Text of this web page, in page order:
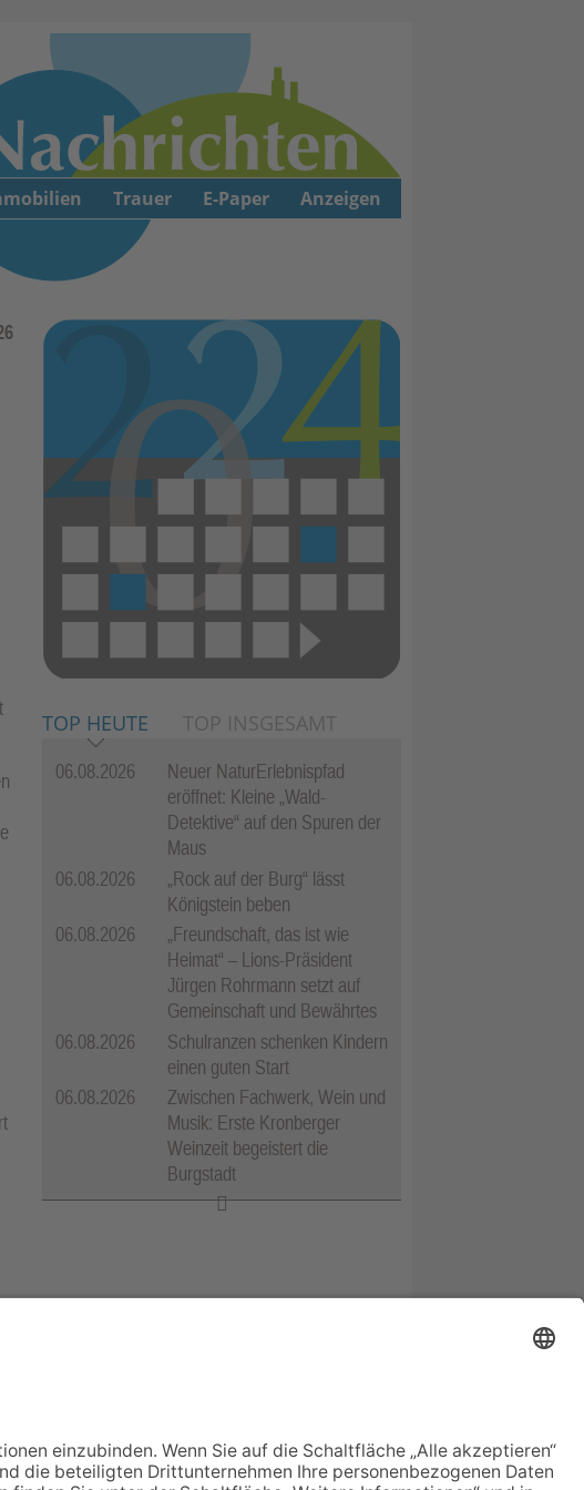
TOP HEUTE TOP INSGESAMT
06.08.2026
Neuer NaturErlebnispfad
eröffnet: Kleine „Wald-
Detektive“ auf den Spuren der
Maus
06.08.2026
„Rock auf der Burg“ lässt
Königstein beben
06.08.2026
„Freundschaft, das ist wie
Heimat“ – Lions-Präsident
Jürgen Rohrmann setzt auf
Gemeinschaft und Bewährtes
06.08.2026
Schulranzen schenken Kindern
einen guten Start
06.08.2026
Zwischen Fachwerk, Wein und
Musik: Erste Kronberger
Weinzeit begeistert die
Burgstadt
Trauer E-Paper Anzeigen